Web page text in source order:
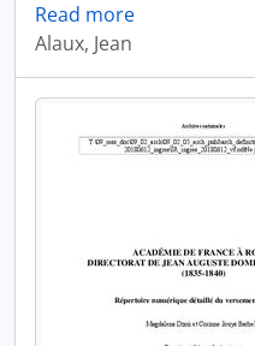
Read more
Alaux, Jean